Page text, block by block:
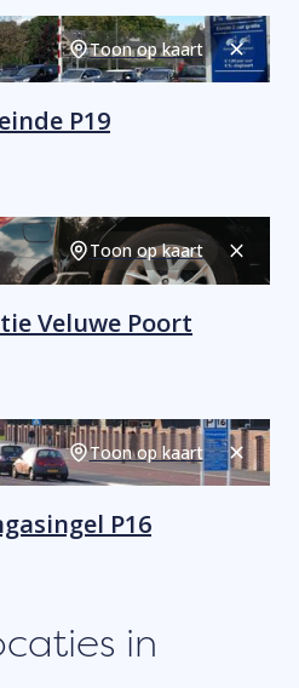
Toon op kaart Sluiten
P19
Toon op kaart Sluiten
Veluwe Poort
Toon op kaart Sluiten
P16
in